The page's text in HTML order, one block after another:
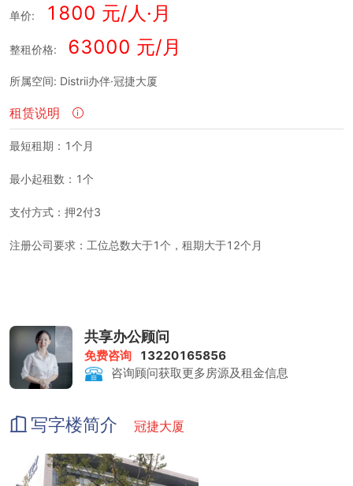
单价: 1800 元/人·月
整租价格: 63000 元/月
所属空间: Distrii办伴·冠捷大厦
租赁说明
最短租期：1个月
最小起租数：1个
支付方式：押2付3
注册公司要求：工位总数大于1个，租期大于12个月
打印复印：1元/张
会议室：200-400元/小时
共享办公顾问
免费咨询
13220165856
咨询顾问获取更多房源及租金信息
写字楼简介 冠捷大厦